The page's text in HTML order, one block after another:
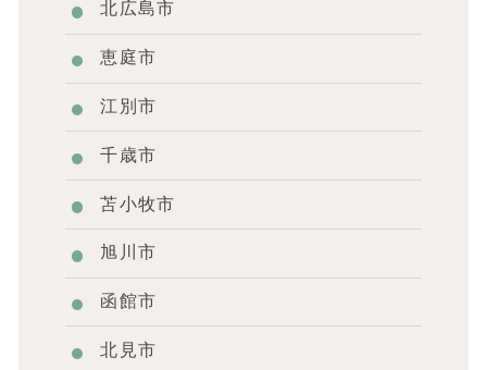
北広島市
恵庭市
江別市
千歳市
苫小牧市
旭川市
函館市
北見市